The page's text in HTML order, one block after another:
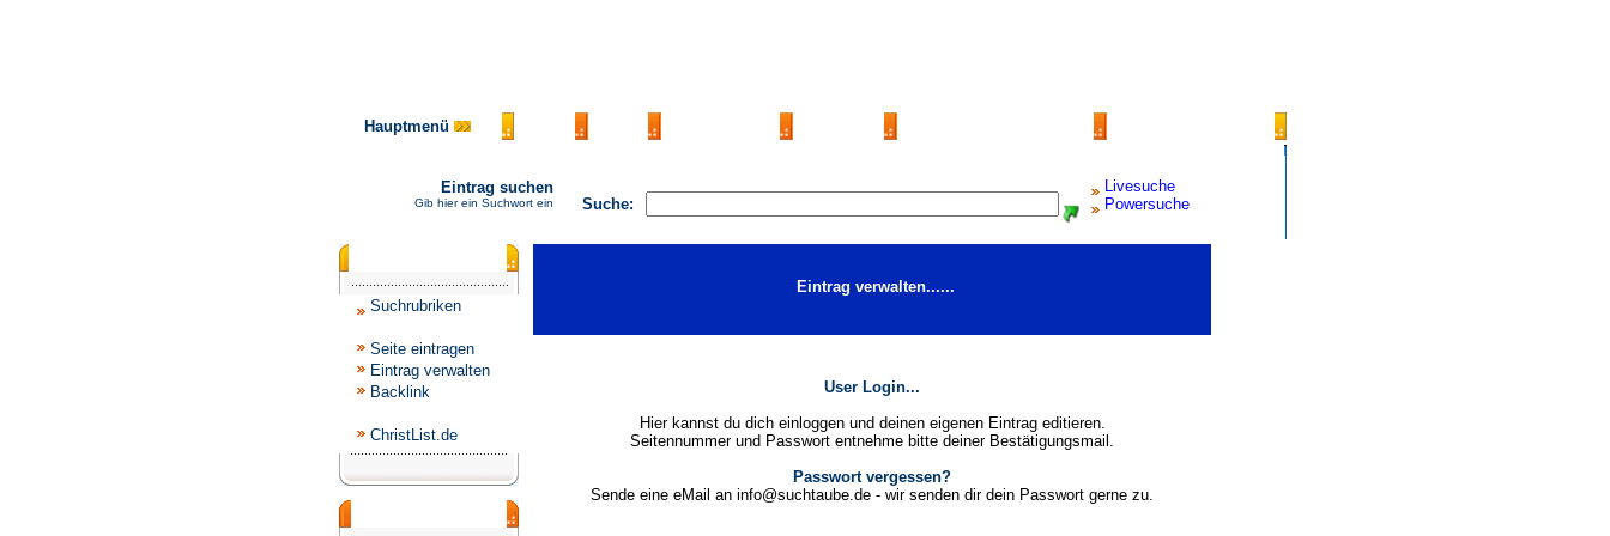
Hauptmenü
Suche:
Livesuche
Powersuche
Eintrag suchen
Gib hier ein Suchwort ein
Suchrubriken
Seite eintragen
Eintrag verwalten
Backlink
ChristList.de
Eintrag verwalten......
User Login...
Hier kannst du dich einloggen und deinen eigenen Eintrag editieren.
Seitennummer und Passwort entnehme bitte deiner Bestätigungsmail.
Passwort vergessen?
Sende eine eMail an info@suchtaube.de - wir senden dir dein Passwort gerne zu.